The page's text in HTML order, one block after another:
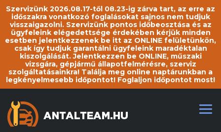
Szervizünk 2026.08.17-től 08.23-ig zárva tart, az erre az
időszakra vonatkozó foglalásokat sajnos nem tudjuk
visszaigazolni. Szervizünk pontos időbeosztása és az
ügyfeleink elégedettsége érdekében kérjük minden
esetben jelentkezzenek be itt az ONLINE felületünkön,
csak így tudjuk garantálni ügyfeleink maradéktalan
kiszolgálását. Jelentkezzen be ONLINE, műszaki
vizsgára, gépjármű állapotfelmérésre, szerviz
szolgáltatásainkra! Találja meg online naptárunkban a
legkényelmesebb időpontot! Foglaljon időpontot most!